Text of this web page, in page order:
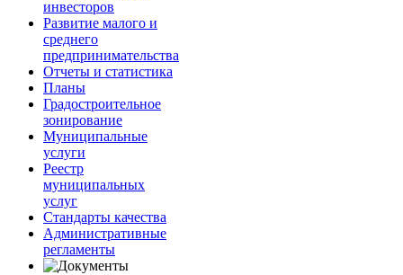
инвесторов
Развитие малого и
среднего
предпринимательства
Отчеты и статистика
Планы
Градостроительное
зонирование
Муниципальные
услуги
Реестр
муниципальных
услуг
Стандарты качества
Административные
регламенты